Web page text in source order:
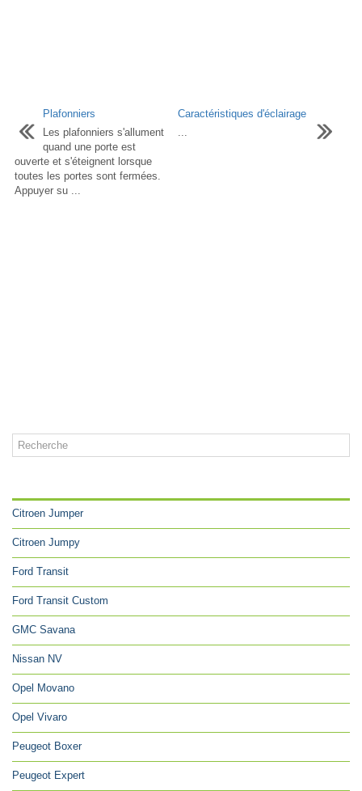
Plafonniers
Les plafonniers s'allument
quand une porte est
ouverte et s'éteignent lorsque
toutes les portes sont fermées.
Appuyer su ...
Caractéristiques d'éclairage
...
Citroen Jumper
Citroen Jumpy
Ford Transit
Ford Transit Custom
GMC Savana
Nissan NV
Opel Movano
Opel Vivaro
Peugeot Boxer
Peugeot Expert